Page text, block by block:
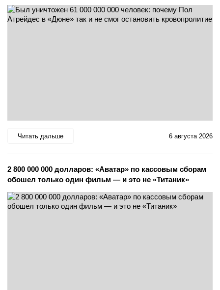
Читать дальше 6 августа 2026
2 800 000 000 долларов: «Аватар» по кассовым сборам
обошел только один фильм — и это не «Титаник»